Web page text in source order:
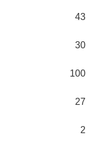
43
30
100
27
2